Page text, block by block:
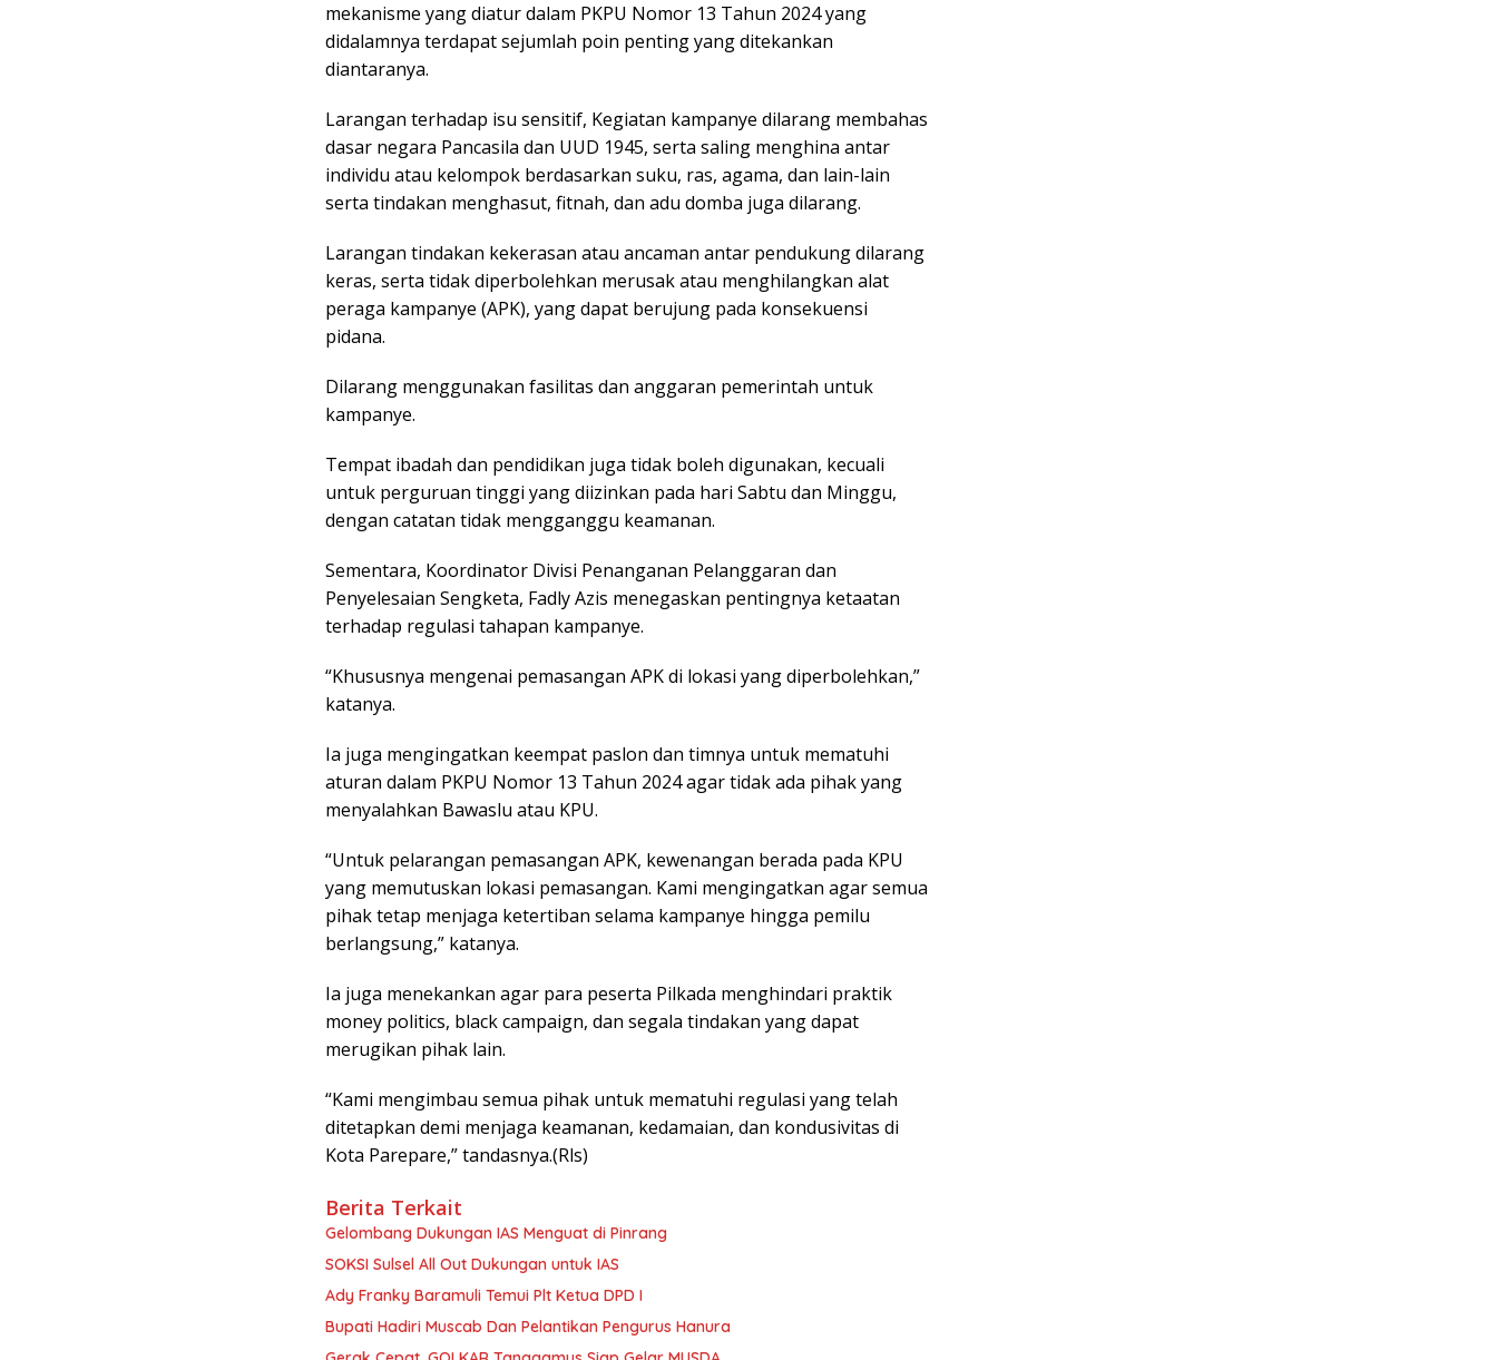
mekanisme yang diatur dalam PKPU Nomor 13 Tahun 2024 yang
didalamnya terdapat sejumlah poin penting yang ditekankan
diantaranya.
Larangan terhadap isu sensitif, Kegiatan kampanye dilarang membahas
dasar negara Pancasila dan UUD 1945, serta saling menghina antar
individu atau kelompok berdasarkan suku, ras, agama, dan lain-lain
serta tindakan menghasut, fitnah, dan adu domba juga dilarang.
Larangan tindakan kekerasan atau ancaman antar pendukung dilarang
keras, serta tidak diperbolehkan merusak atau menghilangkan alat
peraga kampanye (APK), yang dapat berujung pada konsekuensi
pidana.
Dilarang menggunakan fasilitas dan anggaran pemerintah untuk
kampanye.
Tempat ibadah dan pendidikan juga tidak boleh digunakan, kecuali
untuk perguruan tinggi yang diizinkan pada hari Sabtu dan Minggu,
dengan catatan tidak mengganggu keamanan.
Sementara, Koordinator Divisi Penanganan Pelanggaran dan
Penyelesaian Sengketa, Fadly Azis menegaskan pentingnya ketaatan
terhadap regulasi tahapan kampanye.
“Khususnya mengenai pemasangan APK di lokasi yang diperbolehkan,”
katanya.
Ia juga mengingatkan keempat paslon dan timnya untuk mematuhi
aturan dalam PKPU Nomor 13 Tahun 2024 agar tidak ada pihak yang
menyalahkan Bawaslu atau KPU.
“Untuk pelarangan pemasangan APK, kewenangan berada pada KPU
yang memutuskan lokasi pemasangan. Kami mengingatkan agar semua
pihak tetap menjaga ketertiban selama kampanye hingga pemilu
berlangsung,” katanya.
Ia juga menekankan agar para peserta Pilkada menghindari praktik
money politics, black campaign, dan segala tindakan yang dapat
merugikan pihak lain.
“Kami mengimbau semua pihak untuk mematuhi regulasi yang telah
ditetapkan demi menjaga keamanan, kedamaian, dan kondusivitas di
Kota Parepare,” tandasnya.(Rls)
Berita Terkait
Gelombang Dukungan IAS Menguat di Pinrang
SOKSI Sulsel All Out Dukungan untuk IAS
Ady Franky Baramuli Temui Plt Ketua DPD I
Bupati Hadiri Muscab Dan Pelantikan Pengurus Hanura